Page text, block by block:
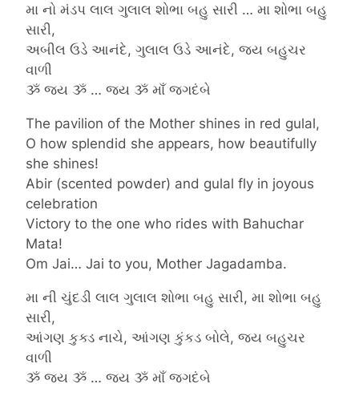
મા નો મંડપ લાલ ગુલાલ શોભા બહુ સારી … મા શોભા બહુ
સારી,
અબીલ ઉડે આનંદે, ગુલાલ ઉડે આનંદે, જય બહુચર
વાળી
ૐ જય ૐ … જય ૐ માઁ જગદંબે
The pavilion of the Mother shines in red gulal,
O how splendid she appears, how beautifully
she shines!
Abir (scented powder) and gulal fly in joyous
celebration
Victory to the one who rides with Bahuchar
Mata!
Om Jai… Jai to you, Mother Jagadamba.
મા ની ચુંદડી લાલ ગુલાલ શોભા બહુ સારી, મા શોભા બહુ
સારી,
આંગણ કુક્ડ નાચે, આંગણ કુંકડ બોલે, જય બહુચર
વાળી
ૐ જય ૐ … જય ૐ માઁ જગદંબે